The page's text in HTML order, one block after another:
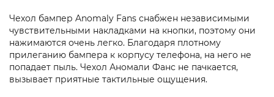
Чехол бампер Anomaly Fans снабжен независимыми
чувствительными накладками на кнопки, поэтому они
нажимаются очень легко. Благодаря плотному
прилеганию бампера к корпусу телефона, на него не
попадает пыль. Чехол Аномали Фанс не пачкается,
вызывает приятные тактильные ощущения.